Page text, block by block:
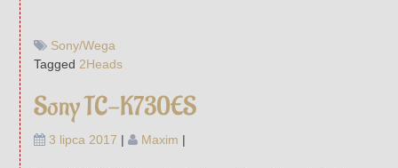
Sony/Wega
Tagged 2Heads
Sony TC-K730ES
3 lipca 2017 | Maxim |